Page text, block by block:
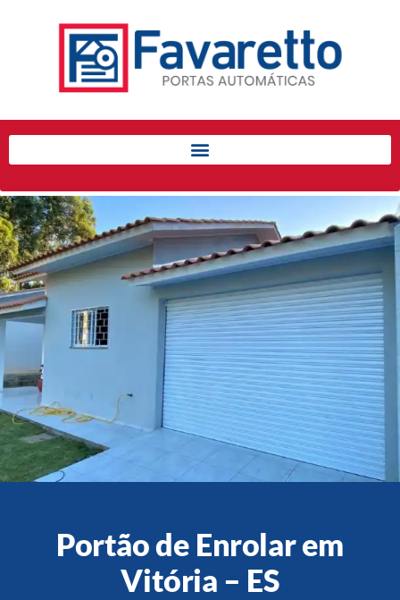
Início
Produtos
Porta de Enrolar Automática
Automatizadores
Acessórios Para Portas de
Enrolar
Pintura eletrostática
Portfólio
Contato
Acessórios
Portão de Enrolar em
Vitória – ES